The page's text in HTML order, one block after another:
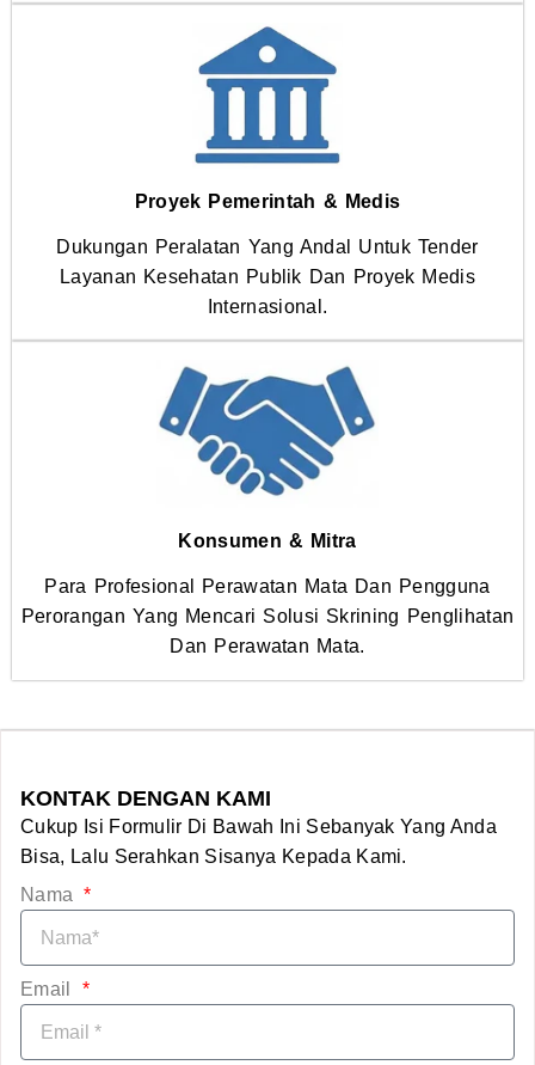
Proyek Pemerintah & Medis
Dukungan Peralatan Yang Andal Untuk Tender
Layanan Kesehatan Publik Dan Proyek Medis
Internasional.
Konsumen & Mitra
Para Profesional Perawatan Mata Dan Pengguna
Perorangan Yang Mencari Solusi Skrining Penglihatan
Dan Perawatan Mata.
KONTAK DENGAN KAMI
Cukup Isi Formulir Di Bawah Ini Sebanyak Yang Anda
Bisa, Lalu Serahkan Sisanya Kepada Kami.
Nama
Email